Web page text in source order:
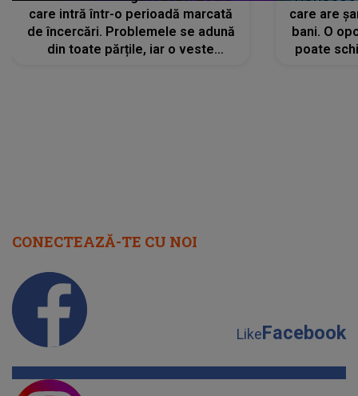
care intră într-o perioadă marcată
de încercări. Problemele se adună
din toate părțile, iar o veste
care are
bani. O
poate
CONECTEAZĂ-TE CU NOI
LikeFacebook